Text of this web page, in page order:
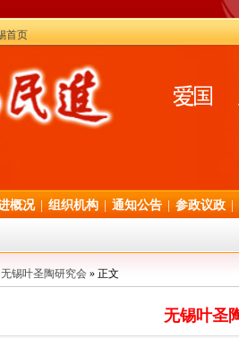
首页
概况 组织机构 通知公告 参政议政
无锡叶圣陶研究会 » 正文
无锡叶圣